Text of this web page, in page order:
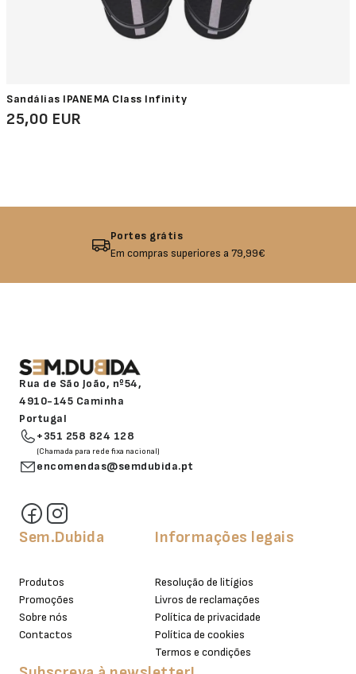
Sandálias IPANEMA Class Infinity
25,00 EUR
Portes grátis
Em compras superiores a 79,99€
Rua de São João, nº54,
4910-145 Caminha
Portugal
+351 258 824 128
(Chamada para rede fixa nacional)
encomendas@semdubida.pt
Sem.Dubida
Produtos
Promoções
Sobre nós
Contactos
Informações legais
Resolução de litígios
Livros de reclamações
Política de privacidade
Política de cookies
Termos e condições